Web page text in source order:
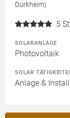
Dürkheim)
5
SOLARANLAGE
Photovoltaik
SOLAR
Anlage &